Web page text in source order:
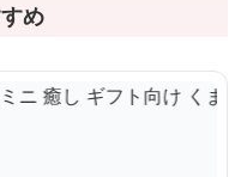
め